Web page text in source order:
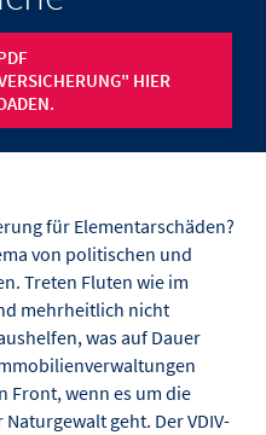
HIER
für Elementarschäden?
von politischen und
Treten Fluten wie im
mehrheitlich nicht
was auf Dauer
Front, wenn es um die
geht. Der VDIV-